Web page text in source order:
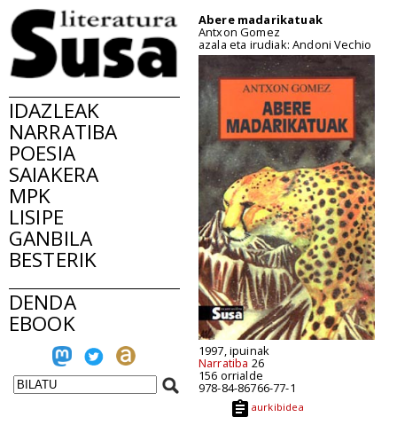
IDAZLEAK
NARRATIBA
POESIA
SAIAKERA
MPK
LISIPE
GANBILA
BESTERIK
DENDA
EBOOK
Abere madarikatuak
Antxon Gomez
azala eta irudiak: Andoni Vechio
1997, ipuinak
Narratiba 26
156 orrialde
978-84-86766-77-1
aurkibidea